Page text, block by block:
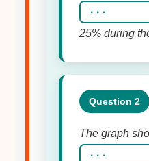
25% during
Question 2
The graph